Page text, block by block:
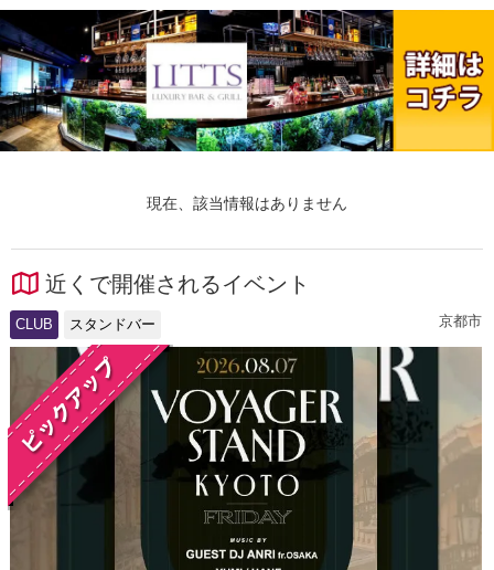
現在、該当情報はありません
近くで開催されるイベント
CLUB スタンドバー 京都市